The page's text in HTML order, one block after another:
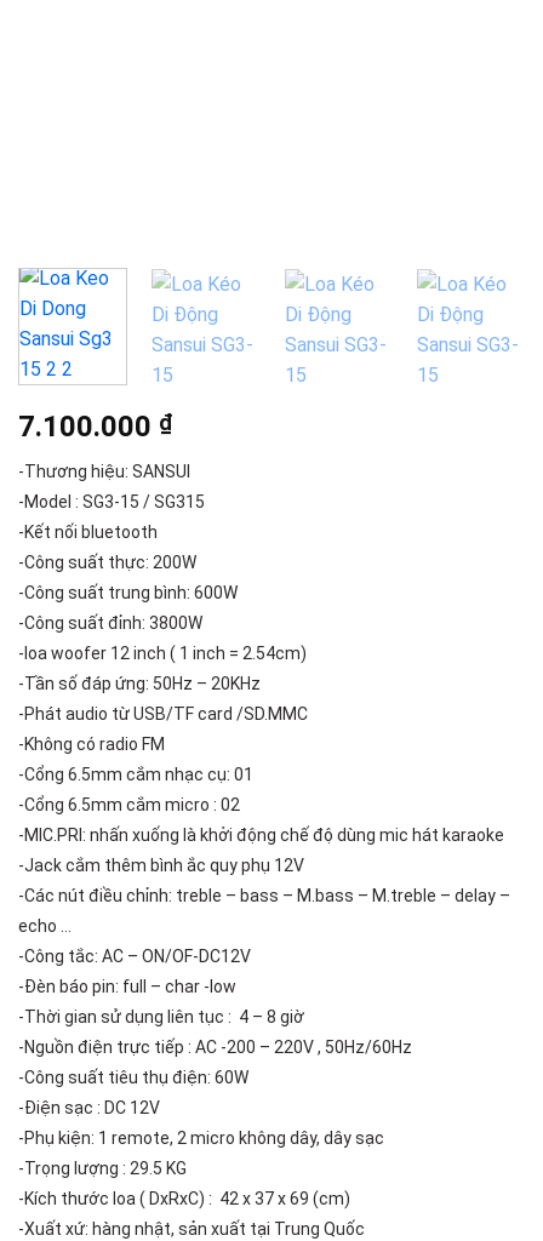
7.100.000 ₫
-Thương hiệu: SANSUI
-Model : SG3-15 / SG315
-Kết nối bluetooth
-Công suất thực: 200W
-Công suất trung bình: 600W
-Công suất đỉnh: 3800W
-loa woofer 12 inch ( 1 inch = 2.54cm)
-Tần số đáp ứng: 50Hz – 20KHz
-Phát audio từ USB/TF card /SD.MMC
-Không có radio FM
-Cổng 6.5mm cắm nhạc cụ: 01
-Cổng 6.5mm cắm micro : 02
-MIC.PRI: nhấn xuống là khởi động chế độ dùng mic hát karaoke
-Jack cắm thêm bình ắc quy phụ 12V
-Các nút điều chỉnh: treble – bass – M.bass – M.treble – delay –
echo …
-Công tắc: AC – ON/OF-DC12V
-Đèn báo pin: full – char -low
-Thời gian sử dụng liên tục : 4 – 8 giờ
-Nguồn điện trực tiếp : AC -200 – 220V , 50Hz/60Hz
-Công suất tiêu thụ điện: 60W
-Điện sạc : DC 12V
-Phụ kiện: 1 remote, 2 micro không dây, dây sạc
-Trọng lượng : 29.5 KG
-Kích thước loa ( DxRxC) : 42 x 37 x 69 (cm)
-Xuất xứ: hàng nhật, sản xuất tại Trung Quốc